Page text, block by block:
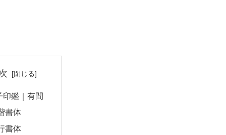
印鑑｜有間
書体
書体